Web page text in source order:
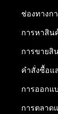
ช่องทางก
การหาสิน
การขายสิ
คำสั่งซื้อแ
การออกแ
การตลาด